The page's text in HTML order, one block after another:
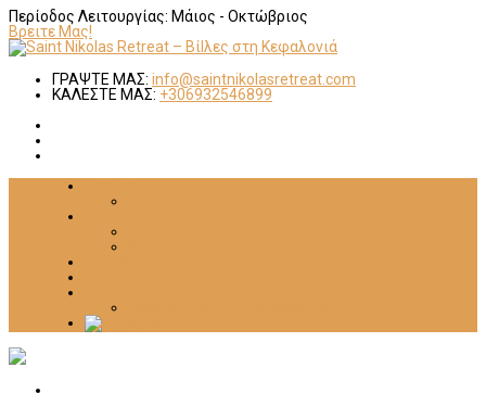
Περίοδος Λειτουργίας: Μάιος - Οκτώβριος
Βρειτε Μας!
ΓΡΑΨΤΕ ΜΑΣ: info@saintnikolasretreat.com
ΚΑΛΕΣΤΕ ΜΑΣ: +306932546899